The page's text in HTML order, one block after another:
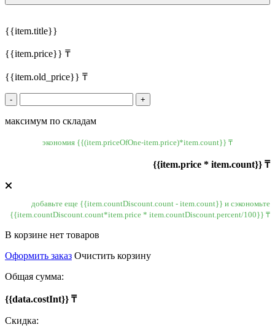
{{item.title}}
{{item.price}} ₸
{{item.old_price}} ₸
- +
максимум по складам
экономия {{(item.priceOfOne-item.price)*item.count}} ₸
{{item.price * item.count}} ₸
добавьте еще {{item.countDiscount.count - item.count}} и сэкономьте
{{item.countDiscount.count*item.price * item.countDiscount.percent/100}} ₸
В корзине нет товаров
Оформить заказ Очистить корзину
Общая сумма:
{{data.costInt}} ₸
Скидка: